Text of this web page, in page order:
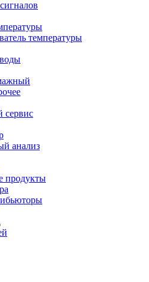
температуры
сервис
анализ
продукты